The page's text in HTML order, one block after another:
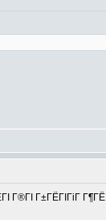
Г±ГЁГІГіГ